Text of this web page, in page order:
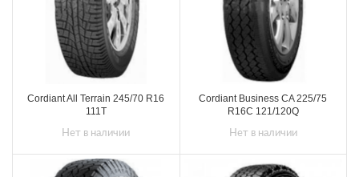
Cordiant All Terrain 245/70 R16
111T
Нет в наличии
Cordiant Business CA 225/75
R16C 121/120Q
Нет в наличии